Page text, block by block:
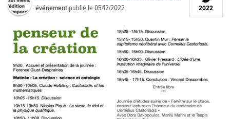
événement publié le05/12/2022 2022